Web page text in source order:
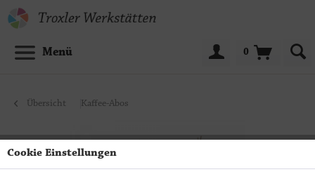
Menü 0
Übersicht Kaffee-Abos
Cookie Einstellungen